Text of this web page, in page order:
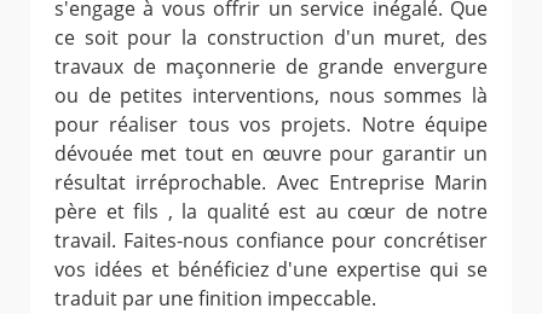
s'engage à vous offrir un service inégalé. Que
ce soit pour la construction d'un muret, des
travaux de maçonnerie de grande envergure
ou de petites interventions, nous sommes là
pour réaliser tous vos projets. Notre équipe
dévouée met tout en œuvre pour garantir un
résultat irréprochable. Avec Entreprise Marin
père et fils , la qualité est au cœur de notre
travail. Faites-nous confiance pour concrétiser
vos idées et bénéficiez d'une expertise qui se
traduit par une finition impeccable.